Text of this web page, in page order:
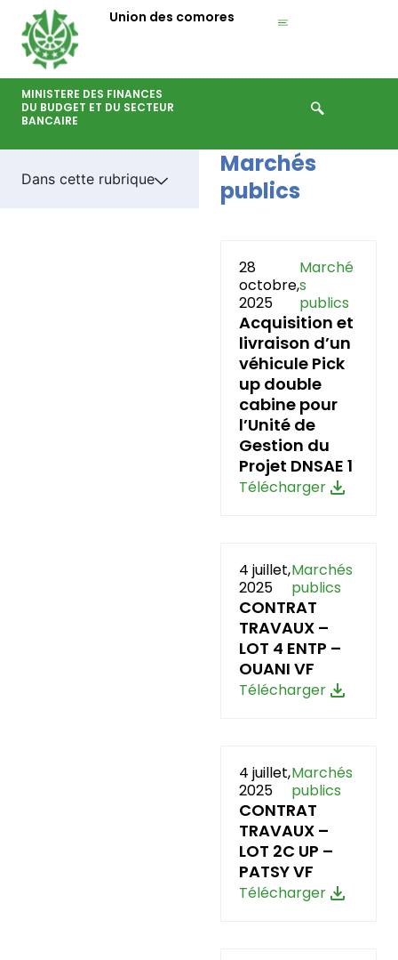
contenu
Union des comores
MINISTERE DES FINANCES
DU BUDGET ET DU SECTEUR
BANCAIRE
Dans cette rubrique
Marchés
publics
28
octobre,
2025
Marché
s
publics
Acquisition et
livraison d’un
véhicule Pick
up double
cabine pour
l’Unité de
Gestion du
Projet DNSAE 1
Télécharger
4 juillet,
2025
Marchés
publics
CONTRAT
TRAVAUX –
LOT 4 ENTP –
OUANI VF
Télécharger
4 juillet,
2025
Marchés
publics
CONTRAT
TRAVAUX –
LOT 2C UP –
PATSY VF
Télécharger